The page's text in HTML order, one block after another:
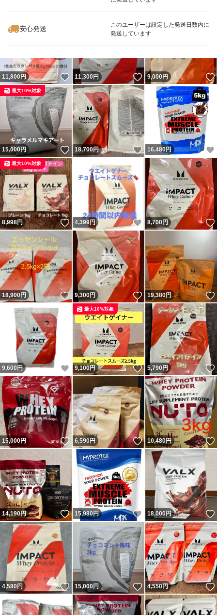
安心発送
このユーザーは設定した発送日数内に
発送しています
いいね！
19,200
11,800円 いいね！
11,300円 いいね！
9,000円
15,000円 いいね！
最大10%対象
18,700円 いいね！
16,480円
8,998円 いいね！
最大10%対象
4,399円 いいね！
8,700円
18,900円 いいね！
9,300円 いいね！
19,380円
9,600 円 いいね！
9,100円 いいね！
最大10%対象
5,790円
15,000円 いいね！
6,590円 いいね！
10,480円
14,190円 いいね！
15,980円 いいね！
18,000円
4,580円 いいね！
15,000円 いいね！
4,550円